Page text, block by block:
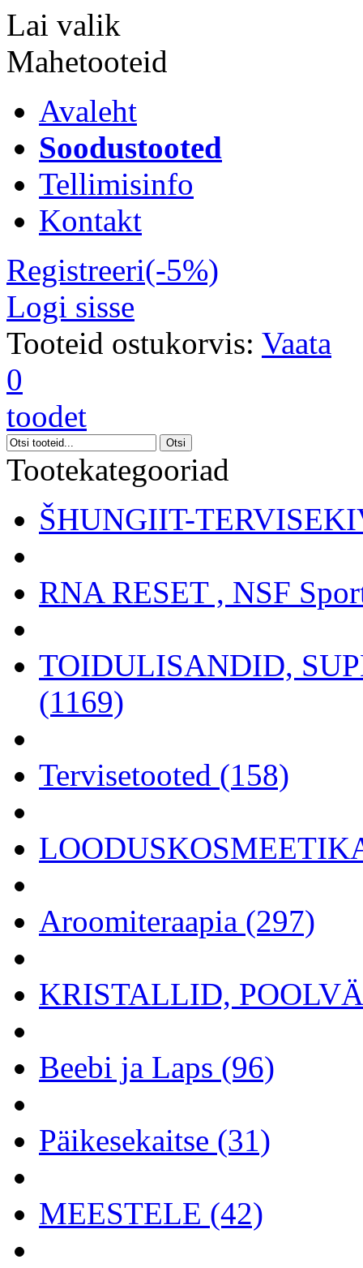
Lai valik
Mahetooteid
Avaleht
Soodustooted
Tellimisinfo
Kontakt
Registreeri(-5%)
Logi sisse
Tooteid ostukorvis: Vaata
0
toodet
Tootekategooriad
ŠHUNGIIT-
RNA RESET , NSF
TOIDULISANDID,
(1169)
Tervisetooted (158)
Aroomiteraapia (297)
KRISTALLID,
Beebi ja Laps (96)
Päikesekaitse (31)
MEESTELE (42)